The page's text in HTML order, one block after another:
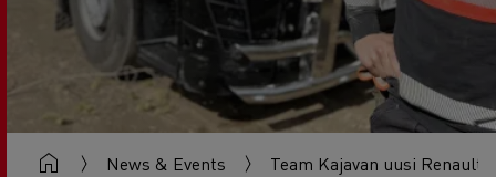
News & Events Team Kajavan uusi